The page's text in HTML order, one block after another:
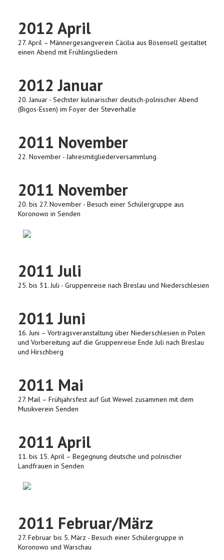
2012 April
27. April – Männergesangverein Cäcilia aus Bösensell gestaltet
einen Abend mit Frühlingsliedern
2012 Januar
20. Januar - Sechster kulinarischer deutsch-polnischer Abend
(Bigos-Essen) im Foyer der Steverhalle
2011 November
22. November - Jahresmitgliederversammlung
2011 November
20. bis 27. November - Besuch einer Schülergruppe aus
Koronowo in Senden
2011 Juli
25. bis 31. Juli - Gruppenreise nach Breslau und Niederschlesien
2011 Juni
16. Juni – Vortragsveranstaltung über Niederschlesien in Polen
und Vorbereitung auf die Gruppenreise Ende Juli nach Breslau
und Hirschberg
2011 Mai
27. Mail – Frühjahrsfest auf Gut Wewel zusammen mit dem
Musikverein Senden
2011 April
11. bis 15. April – Begegnung deutsche und polnischer
Landfrauen in Senden
2011 Februar/März
27. Februar bis 5. März - Besuch einer Schülergruppe in
Koronowo und Warschau